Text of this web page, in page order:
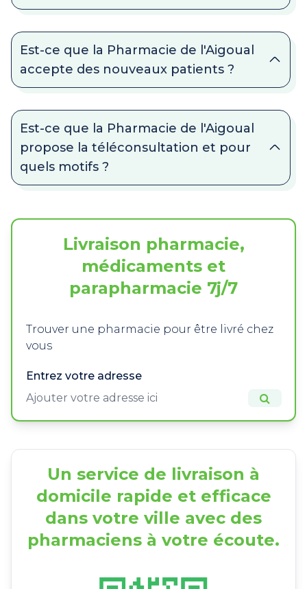
Est-ce que la Pharmacie de l'Aigoual
accepte des nouveaux patients ?
Est-ce que la Pharmacie de l'Aigoual
propose la téléconsultation et pour
quels motifs ?
Livraison pharmacie,
médicaments et
parapharmacie 7j/7
Trouver une pharmacie pour être livré chez
vous
Entrez votre adresse
Un service de livraison à
domicile rapide et efficace
dans votre ville avec des
pharmaciens à votre écoute.